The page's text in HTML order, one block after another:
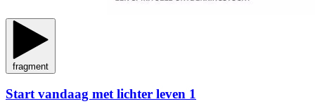
fragment
Start vandaag met lichter leven 1